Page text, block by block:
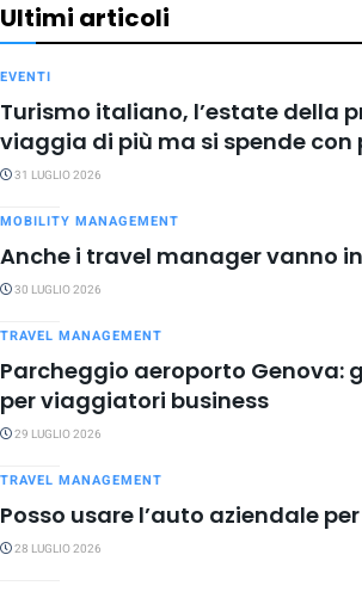
Ultimi articoli
EVENTI
Turismo italiano, l’estate della
viaggia di più ma si spende con
31 LUGLIO 2026
MOBILITY MANAGEMENT
Anche i travel manager vanno
30 LUGLIO 2026
TRAVEL MANAGEMENT
Parcheggio aeroporto Genova:
per viaggiatori business
29 LUGLIO 2026
TRAVEL MANAGEMENT
Posso usare l’auto aziendale
28 LUGLIO 2026